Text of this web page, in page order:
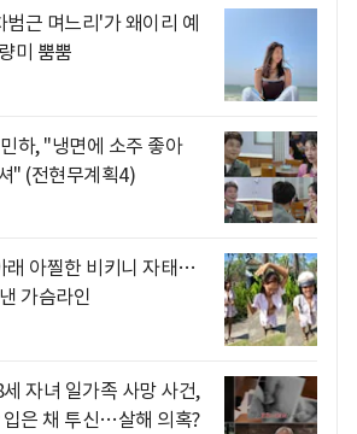
근 며느리'가 왜이리 예
미 뿜뿜
하, "냉면에 소주 좋아
" (전현무계획4)
래 아찔한 비키니 자태…
가슴라인
자녀 일가족 사망 사건,
입은 채 투신…살해 의혹?